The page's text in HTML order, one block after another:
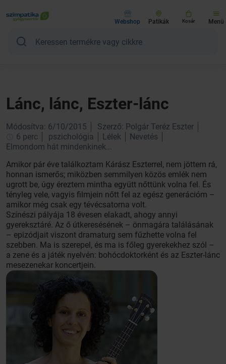
Webshop Patikák Kosár Menü
Lánc, lánc, Eszter-lánc
Módosítva: 6/10/2015
Szerző: Polgár Teréz Eszter
6 perc
pszichológia Lélek
Nevetés
Elmondom hát mindenkinek...
Amikor pár éve találkoztam Kárász Eszterrel, nem jöttem rá,
honnan ismerős; miközben semmilyen közös emlék nem
ugrott be, úgy éreztem mintha együtt nőttünk volna fel. És
tényleg vele, vagyis filmjein nőtt fel az egész generációm –
amikor még csak egy tévécsatorna volt.
Színészi pályája 18 évesen elakadt, ahogy annyi
gyereksztáré. Az ő útkeresésének – önmagára találásának
– epizódjait viszont dramaturg sem fűzhette volna fel
szebben. Ma is szerepel, és ma is főleg gyerekekhez szól –
a zene és a játék nyelvén: bohócdoktorként és az Eszter-lánc
mesezenekar koncertjein.